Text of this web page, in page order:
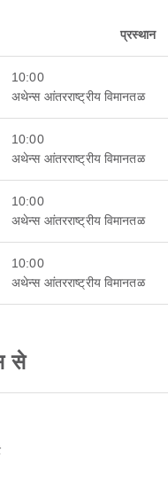
प्रस्थान
10:00
अथेन्स आंतरराष्ट्रीय विमानतळ
10:00
अथेन्स आंतरराष्ट्रीय विमानतळ
10:00
अथेन्स आंतरराष्ट्रीय विमानतळ
10:00
अथेन्स आंतरराष्ट्रीय विमानतळ
से